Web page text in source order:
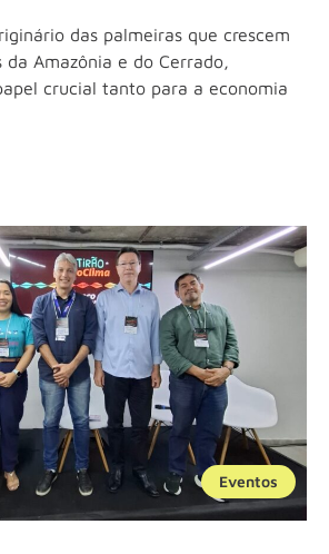
das palmeiras que crescem
da Amazônia e do Cerrado,
crucial tanto para a economia
Eventos